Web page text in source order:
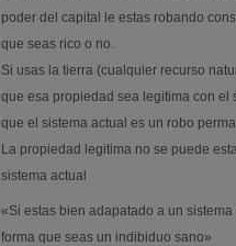
poder del capital le estas robando
que seas rico o no.
Si usas la tierra (cualquier recurso
que esa propiedad sea legitima con el
que el sistema actual es un robo
La propiedad legitima no se puede
sistema actual
«Si estas bien adapatado a un
forma que seas un indibiduo sano»